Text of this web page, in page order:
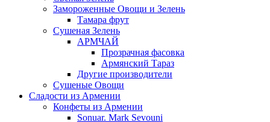
Замороженные Овощи и Зелень
Тамара фрут
Сушеная Зелень
АРМЧАЙ
Прозрачная фасовка
Армянский Тараз
Другие производители
Сушеные Овощи
Сладости из Армении
Конфеты из Армении
Sonuar. Mark Sevouni